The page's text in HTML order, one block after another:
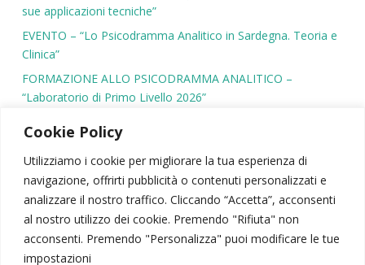
Cookie Policy
Utilizziamo i cookie per migliorare la tua esperienza di
navigazione, offrirti pubblicità o contenuti personalizzati e
analizzare il nostro traffico. Cliccando “Accetta”, acconsenti
al nostro utilizzo dei cookie. Premendo "Rifiuta" non
acconsenti. Premendo "Personalizza" puoi modificare le tue
impostazioni
sue applicazioni tecniche”
EVENTO – “Lo Psicodramma Analitico in Sardegna. Teoria e
Clinica”
FORMAZIONE ALLO PSICODRAMMA ANALITICO –
“Laboratorio di Primo Livello 2026”
SIPSA| PSICODRAMMA | ATTIVITÀ SCIENTIFICA
CONTATTI |AREA RISERVATA |NEWSLETTER
© 2026 – Società Italiana di Psicodramma Analitico